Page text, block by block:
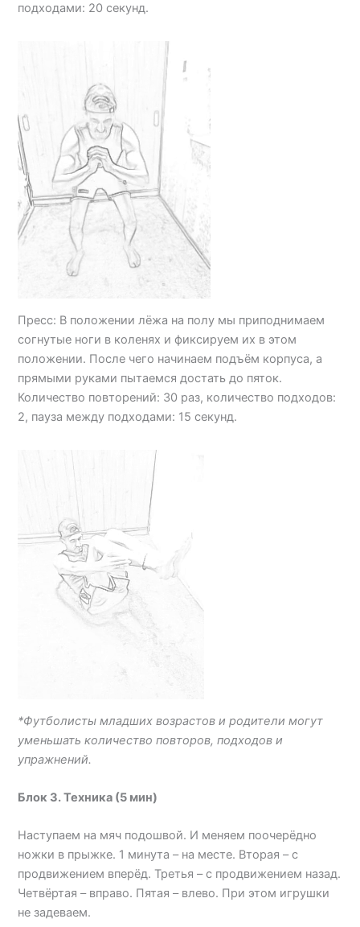
подходами: 20 секунд.
Пресс: В положении лёжа на полу мы приподнимаем
согнутые ноги в коленях и фиксируем их в этом
положении. После чего начинаем подъём корпуса, а
прямыми руками пытаемся достать до пяток.
Количество повторений: 30 раз, количество подходов:
2, пауза между подходами: 15 секунд.
*Футболисты младших возрастов и родители могут
уменьшать количество повторов, подходов и
упражнений.
Блок 3. Техника (5 мин)
Наступаем на мяч подошвой. И меняем поочерёдно
ножки в прыжке. 1 минута – на месте. Вторая – с
продвижением вперёд. Третья – с продвижением назад.
Четвёртая – вправо. Пятая – влево. При этом игрушки
не задеваем.